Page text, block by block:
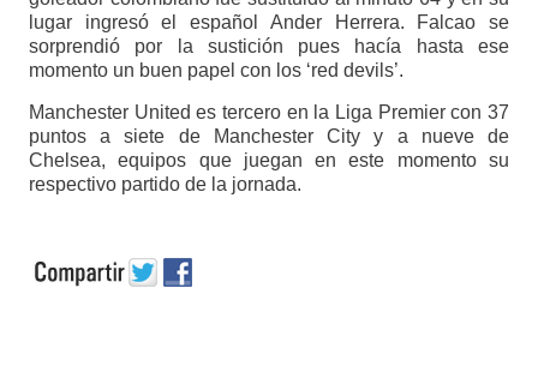
lugar ingresó el español Ander Herrera. Falcao se
sorprendió por la sustición pues hacía hasta ese
momento un buen papel con los ‘red devils’.
Manchester United es tercero en la Liga Premier con 37
puntos a siete de Manchester City y a nueve de
Chelsea, equipos que juegan en este momento su
respectivo partido de la jornada.